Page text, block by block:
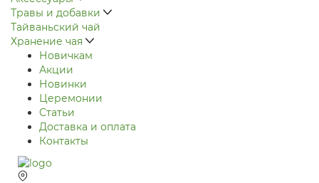
Травы и добавки
Тайваньский чай
Хранение чая
Новичкам
Акции
Новинки
Церемонии
Статьи
Доставка и оплата
Контакты